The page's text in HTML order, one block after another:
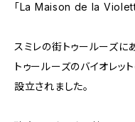
「La Maison de la Violette/
スミレの街トゥールーズに
トゥールーズのバイオレッ
設立されました。